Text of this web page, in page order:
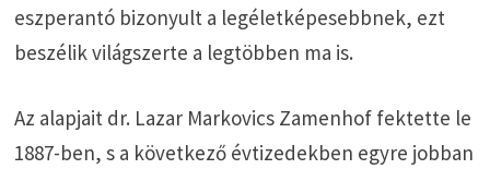
eszperantó bizonyult a legéletképesebbnek, ezt
beszélik világszerte a legtöbben ma is.
Az alapjait dr. Lazar Markovics Zamenhof fektette le
1887-ben, s a következő évtizedekben egyre jobban